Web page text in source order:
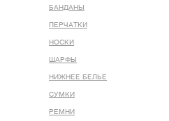
БАНДАНЫ
ПЕРЧАТКИ
НОСКИ
ШАРФЫ
НИЖНЕЕ БЕЛЬЕ
СУМКИ
РЕМНИ